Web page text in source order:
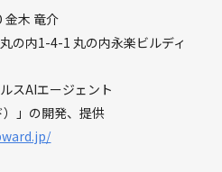
木 竜介
の内1-4-1 丸の内永楽ビルディ
スAIエージェント
）」の開発、提供